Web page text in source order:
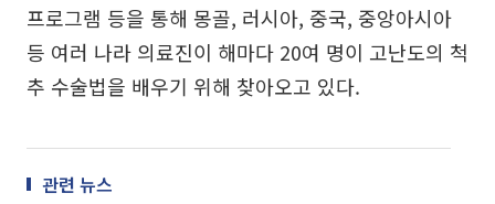
프로그램 등을 통해 몽골, 러시아, 중국, 중앙아시아
등 여러 나라 의료진이 해마다 20여 명이 고난도의 척
추 수술법을 배우기 위해 찾아오고 있다.
관련 뉴스